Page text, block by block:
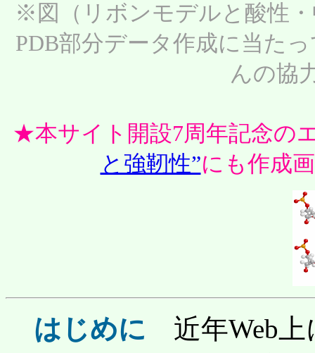
※図（リボンモデルと酸性
PDB部分データ作成に当た
んの協
★本サイト開設7周年記念の
と強靭性”にも作成
はじめに 近年Web上